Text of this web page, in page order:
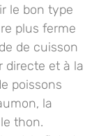
le bon type
plus ferme
de cuisson
directe et à la
poissons
, la
thon.